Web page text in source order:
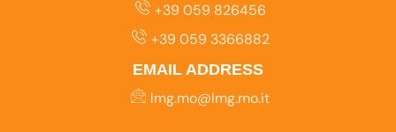
+39 059 826456
+39 059 3366882
EMAIL ADDRESS
lmg.mo@lmg.mo.it